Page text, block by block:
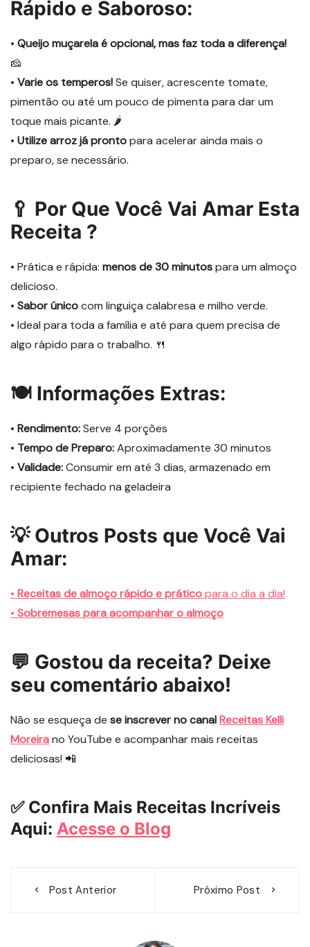
Rápido e Saboroso:
• Queijo muçarela é opcional, mas faz toda a diferença!
🧀
• Varie os temperos!Se quiser, acrescente tomate,
pimentão ou até um pouco de pimenta para dar um
toque mais picante. 🌶️
• Utilize arroz já prontopara acelerar ainda mais o
preparo, se necessário.
🥄 Por Que Você Vai Amar Esta
Receita ?
• Prática e rápida: menos de 30 minutospara um almoço
delicioso.
• Sabor únicocom linguiça calabresa e milho verde.
• Ideal para toda a família e até para quem precisa de
algo rápido para o trabalho. 🍴
🍽️ Informações Extras:
• Rendimento:Serve 4 porções
• Tempo de Preparo:Aproximadamente 30 minutos
• Validade:Consumir em até 3 dias, armazenado em
recipiente fechado na geladeira
💡 Outros Posts que Você Vai
Amar:
• Receitas de almoço rápido e práticopara o dia a dia!
• Sobremesas para acompanhar o almoço
💬 Gostou da receita? Deixe
seu comentário abaixo!
Não se esqueça de se inscrever no canalReceitas Kelli
Moreirano YouTube e acompanhar mais receitas
deliciosas! 📲
✅ Confira Mais Receitas Incríveis
Aqui: Acesse o Blog
Post Anterior Próximo Post